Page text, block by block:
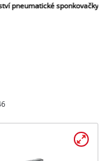
pneumatické sponkovačky